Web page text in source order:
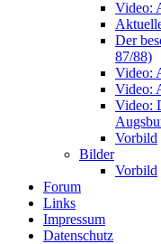
Video:
Der
87/88)
Video:
Video:
Video:
Vorbild
Bilder
Vorbild
Forum
Links
Impressum
Datenschutz